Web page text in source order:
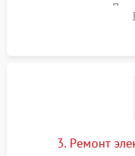
амортизаторов.
крестовины на
3. Ремонт